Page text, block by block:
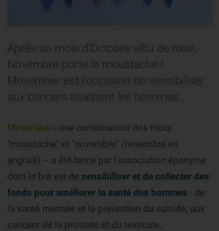
Après un mois d'Octobre vêtu de rose,
Novembre porte la moustache !
Movember est l'occasion de sensibiliser
aux cancers touchant les hommes.
Movember - une combinaison des mots
"moustache" et "november" (novembre en
anglais) – a été lancé par l'association éponyme
dont le but est de sensibiliser et de collecter des
fonds pour améliorer la santé des hommes : de
la santé mentale et la prévention du suicide, aux
cancers de la prostate et du testicule.